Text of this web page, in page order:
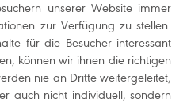
unserer Website immer
zur Verfügung zu stellen.
für die Besucher interessant
können wir ihnen die richtigen
nie an Dritte weitergeleitet,
auch nicht individuell, sondern